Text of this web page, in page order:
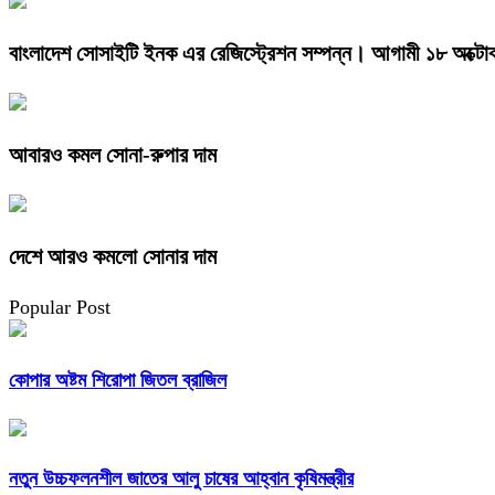
বাংলাদেশ সোসাইটি ইনক এর রেজিস্ট্রেশন সম্পন্ন। আগামী ১৮
আবারও কমল সোনা-রুপার দাম
দেশে আরও কমলো সোনার দাম
Popular Post
কোপার অষ্টম শিরোপা জিতল ব্রাজিল
নতুন উচ্চফলনশীল জাতের আলু চাষের আহ্বান কৃষিমন্ত্রীর